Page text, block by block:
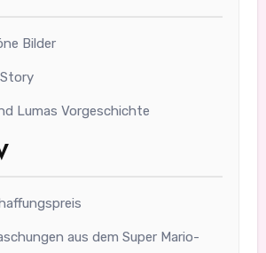
Bilder
Lumas Vorgeschichte
aus dem Super Mario-